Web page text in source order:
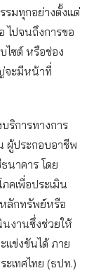
รมทุกอย่างตั้งแต่
ไปจนถึงการขอ
ไซต์ หรือช่อง
จะมีหน้าที่
ริการทางการ
ผู้ประกอบอาชีพ
นาคาร โดย
คเพื่อประเมิน
ลักทรัพย์หรือ
นงานซึ่งช่วยให้
แข่งขันได้ ภาย
เทศไทย (ธปท.)